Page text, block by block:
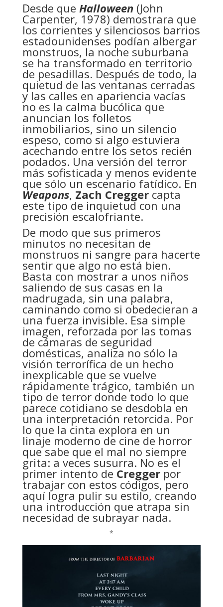
Desde que Halloween (John
Carpenter, 1978) demostrara que
los corrientes y silenciosos barrios
estadounidenses podían albergar
monstruos, la noche suburbana
se ha transformado en territorio
de pesadillas. Después de todo, la
quietud de las ventanas cerradas
y las calles en apariencia vacías
no es la calma bucólica que
anuncian los folletos
inmobiliarios, sino un silencio
espeso, como si algo estuviera
acechando entre los setos recién
podados. Una versión del terror
más sofisticada y menos evidente
que sólo un escenario fatídico. En
Weapons, Zach Creggercapta
este tipo de inquietud con una
precisión escalofriante.
De modo que sus primeros
minutos no necesitan de
monstruos ni sangre para hacerte
sentir que algo no está bien.
Basta con mostrar a unos niños
saliendo de sus casas en la
madrugada, sin una palabra,
caminando como si obedecieran a
una fuerza invisible. Esa simple
imagen, reforzada por las tomas
de cámaras de seguridad
domésticas, analiza no sólo la
visión terrorífica de un hecho
inexplicable que se vuelve
rápidamente trágico, también un
tipo de terror donde todo lo que
parece cotidiano se desdobla en
una interpretación retorcida. Por
lo que la cinta explora en un
linaje moderno de cine de horror
que sabe que el mal no siempre
grita: a veces susurra. No es el
primer intento de Creggerpor
trabajar con estos códigos, pero
aquí logra pulir su estilo, creando
una introducción que atrapa sin
necesidad de subrayar nada.
*